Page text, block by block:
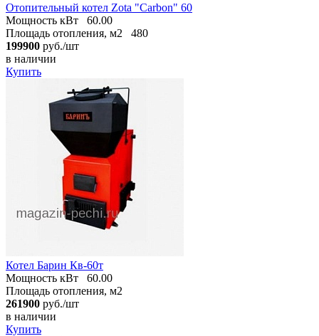
Отопительный котел Zota "Carbon" 60
Мощность кВт
60.00
Площадь отопления, м2
480
199900 руб./шт
в наличии
Купить
Котел Барин Кв-60т
Мощность кВт
60.00
Площадь отопления, м2
261900 руб./шт
в наличии
Купить